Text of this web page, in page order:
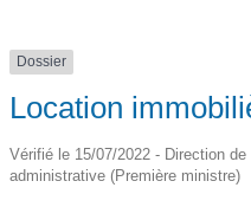
Dossier
Location
Vérifié le 15/07/2022 - Direction
administrative (Première ministre)